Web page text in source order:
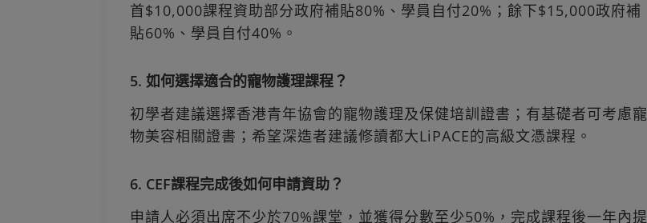
首$10,000課程資助部分政府補貼80%、學員自付20%；餘下$15,000政府補
貼60%、學員自付40%。
5. 如何選擇適合的寵物護理課程？
初學者建議選擇香港青年協會的寵物護理及保健培訓證書；有基礎者可考慮寵
物美容相關證書；希望深造者建議修讀都大LiPACE的高級文憑課程。
6. CEF課程完成後如何申請資助？
申請人必須出席不少於70%課堂，並獲得分數至少50%，完成課程後一年內提